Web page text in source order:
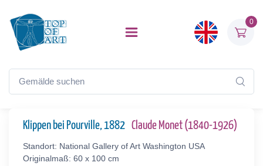
0
Klippen bei Pourville, 1882 Claude Monet (1840-1926)
Standort: National Gallery of Art Washington USA
Originalmaß: 60 x 100 cm